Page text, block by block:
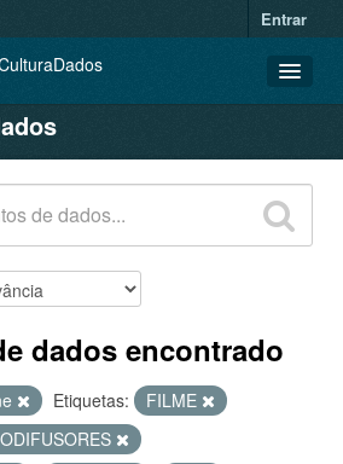
Entrar
dados encontrado
Etiquetas:
FILME